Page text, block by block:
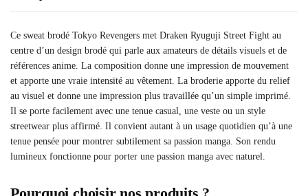
Ce sweat brodé Tokyo Revengers met Draken Ryuguji Street Fight au
centre d’un design brodé qui parle aux amateurs de détails visuels et de
références anime. La composition donne une impression de mouvement
et apporte une vraie intensité au vêtement. La broderie apporte du relief
au visuel et donne une impression plus travaillée qu’un simple imprimé.
Il se porte facilement avec une tenue casual, une veste ou un style
streetwear plus affirmé. Il convient autant à un usage quotidien qu’à une
tenue pensée pour montrer subtilement sa passion manga. Son rendu
lumineux fonctionne pour porter une passion manga avec naturel.